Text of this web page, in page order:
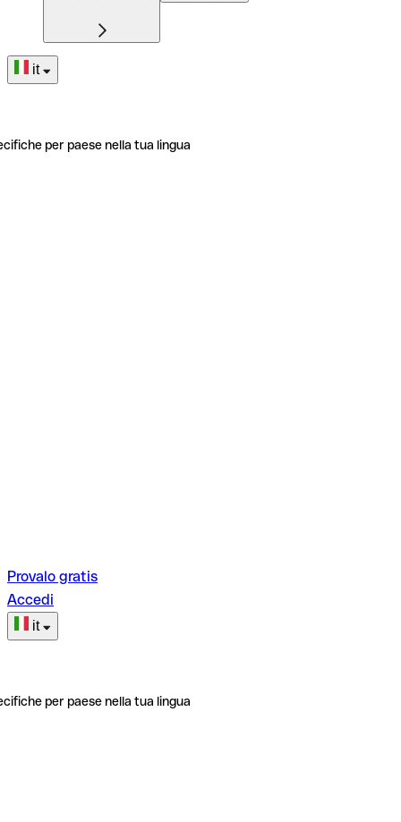
it
per paese nella tua lingua
Provalo gratis
Accedi
it
per paese nella tua lingua